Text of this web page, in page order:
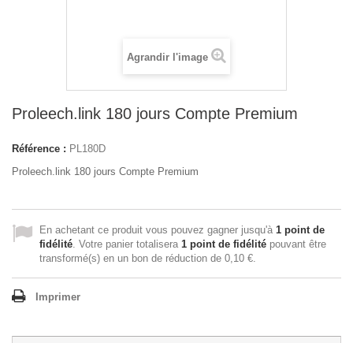
Agrandir l'image
Proleech.link 180 jours Compte Premium
Référence : PL180D
Proleech.link 180 jours Compte Premium
En achetant ce produit vous pouvez gagner jusqu'à 1 point de
fidélité. Votre panier totalisera 1 point de fidélité pouvant être
transformé(s) en un bon de réduction de 0,10 €.
Imprimer